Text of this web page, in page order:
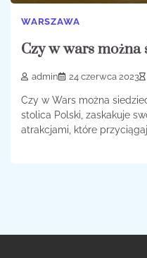
WARSZAWA
Czy w wars można
admin 24 czerwca 2023
Czy w Wars można
stolica Polski, zaskakuje
atrakcjami, które